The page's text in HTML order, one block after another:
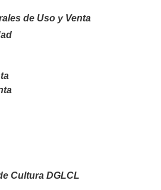
de Uso y Venta